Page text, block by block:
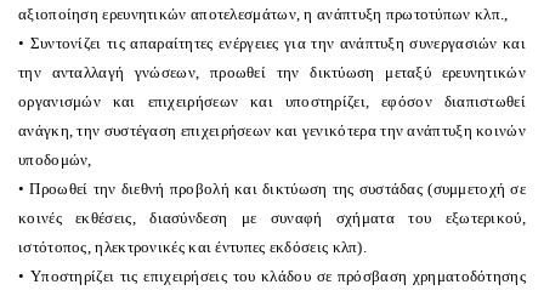
αξιοποίηση ερευνητικών αποτελεσμάτων, η ανάπτυξη πρωτοτύπων κλπ.,
• Συντονίζει τις απαραίτητες ενέργειες για την ανάπτυξη συνεργασιών και
την ανταλλαγή γνώσεων, προωθεί την δικτύωση μεταξύ ερευνητικών
οργανισμών και επιχειρήσεων και υποστηρίζει, εφόσον διαπιστωθεί
ανάγκη, την συστέγαση επιχειρήσεων και γενικότερα την ανάπτυξη κοινών
υποδομών,
• Προωθεί την διεθνή προβολή και δικτύωση της συστάδας (συμμετοχή σε
κοινές εκθέσεις, διασύνδεση με συναφή σχήματα του εξωτερικού,
ιστότοπος, ηλεκτρονικές και έντυπες εκδόσεις κλπ).
• Υποστηρίζει τις επιχειρήσεις του κλάδου σε πρόσβαση χρηματοδότησης